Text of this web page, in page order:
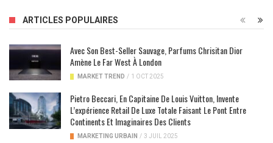
ARTICLES POPULAIRES
Avec Son Best-Seller Sauvage, Parfums Chrisitan Dior
Amène Le Far West À London
MARKET TREND / 1 OCT 2025
Pietro Beccari, En Capitaine De Louis Vuitton, Invente
L’expérience Retail De Luxe Totale Faisant Le Pont Entre
Continents Et Imaginaires Des Clients
MARKETING URBAIN / 3 JUIL 2025